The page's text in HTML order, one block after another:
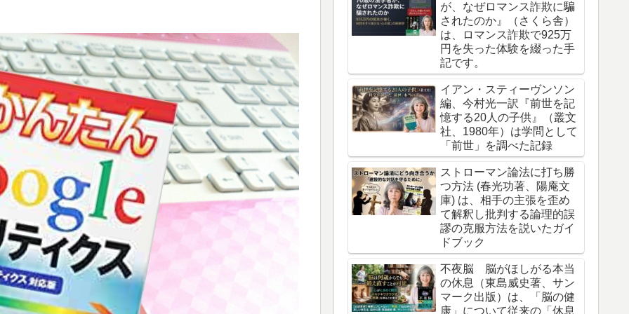
が、なぜロマンス詐欺に騙
されたのか』（さくら舎）
は、ロマンス詐欺で925万
円を失った体験を綴った手
記です。
イアン・スティーヴンソン
編、今村光一訳『前世を記
憶する20人の子供』（叢文
社、1980年）は学問として
「前世」を調べた記録
ストローマン論法に打ち勝
つ方法 (春光功著、陽庵文
庫) は、相手の主張を歪め
て解釈し批判する論理的誤
謬の克服方法を説いたガイ
ドブック
不夜脳 脳がほしがる本当
の休息（東島威史著、サン
マーク出版）は、「脳の健
康」について従来の「休息